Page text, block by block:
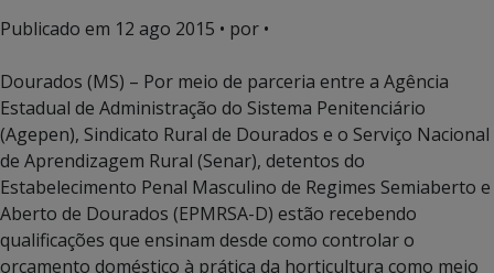
Publicado em 12 ago 2015 • por •
Dourados (MS) – Por meio de parceria entre a Agência
Estadual de Administração do Sistema Penitenciário
(Agepen), Sindicato Rural de Dourados e o Serviço Nacional
de Aprendizagem Rural (Senar), detentos do
Estabelecimento Penal Masculino de Regimes Semiaberto e
Aberto de Dourados (EPMRSA-D) estão recebendo
qualificações que ensinam desde como controlar o
orçamento doméstico à prática da horticultura como meio